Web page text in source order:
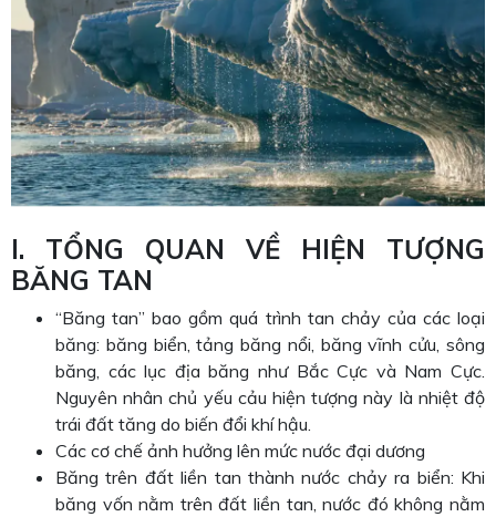
I. TỔNG QUAN VỀ HIỆN TƯỢNG
BĂNG TAN
“Băng tan” bao gồm quá trình tan chảy của các loại
băng: băng biển, tảng băng nổi, băng vĩnh cửu, sông
băng, các lục địa băng như Bắc Cực và Nam Cực.
Nguyên nhân chủ yếu cảu hiện tượng này là nhiệt độ
trái đất tăng do biến đổi khí hậu.
Các cơ chế ảnh hưởng lên mức nước đại dương
Băng trên đất liền tan thành nước chảy ra biển: Khi
băng vốn nằm trên đất liền tan, nước đó không nằm